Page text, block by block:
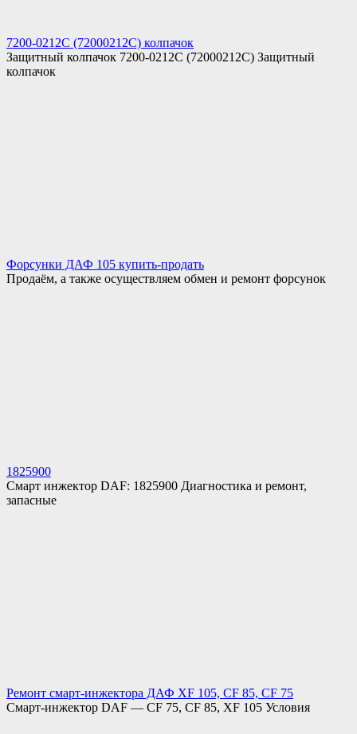
7200-0212C (72000212C) колпачок
Защитный колпачок 7200-0212C (72000212C) Защитный
колпачок
Форсунки ДАФ 105 купить-продать
Продаём, а также осуществляем обмен и ремонт форсунок
1825900
Смарт инжектор DAF: 1825900 Диагностика и ремонт,
запасные
Ремонт смарт-инжектора ДАФ XF 105, CF 85, CF 75
Смарт-инжектор DAF — CF 75, CF 85, XF 105 Условия